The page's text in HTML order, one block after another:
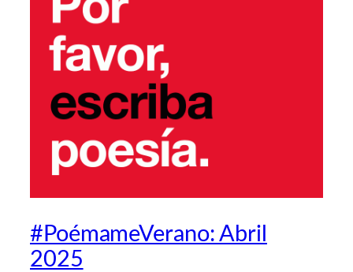
#PoémameVerano: Abril
2025